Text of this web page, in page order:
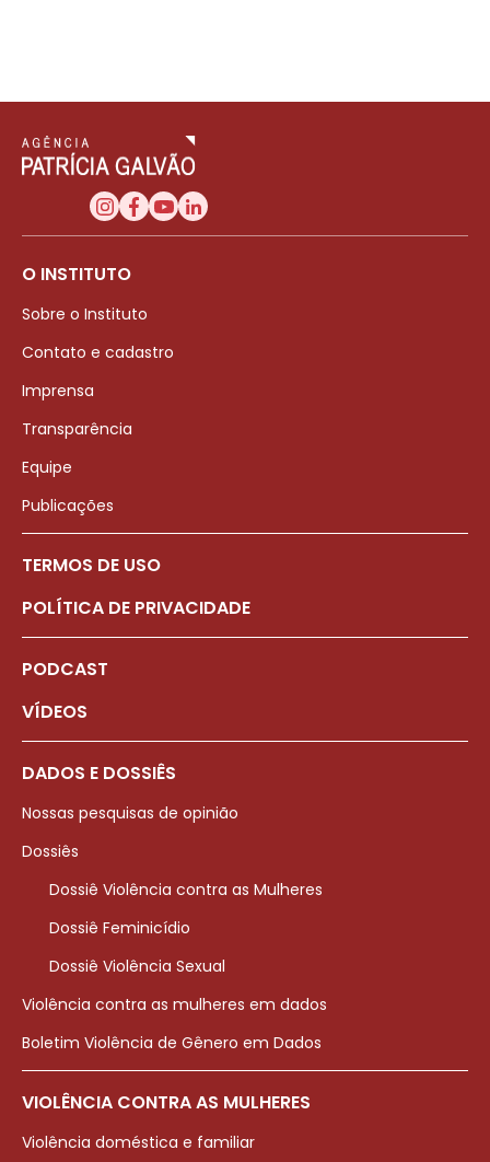
O INSTITUTO
Sobre o Instituto
Contato e cadastro
Imprensa
Transparência
Equipe
Publicações
TERMOS DE USO
POLÍTICA DE PRIVACIDADE
PODCAST
VÍDEOS
DADOS E DOSSIÊS
Nossas pesquisas de opinião
Dossiês
Dossiê Violência contra as Mulheres
Dossiê Feminicídio
Dossiê Violência Sexual
Violência contra as mulheres em dados
Boletim Violência de Gênero em Dados
VIOLÊNCIA CONTRA AS MULHERES
Violência doméstica e familiar